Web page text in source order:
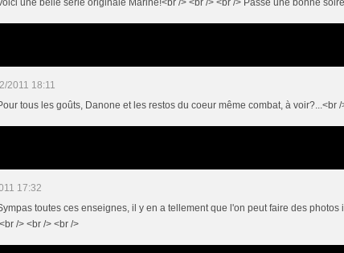
2011 18:11
tous les goûts, Danone et les restos du coeur même combat, à voir?...<br /
17:32
toutes ces enseignes, il y en a tellement que l'on peut faire des
/> <br /> <br />